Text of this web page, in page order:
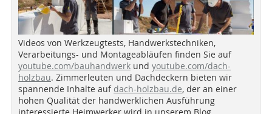
Videos von Werkzeugtests, Handwerkstechniken,
Verarbeitungs- und Montageabläufen finden Sie auf
youtube.com/bauhandwerk und youtube.com/dach-
holzbau. Zimmerleuten und Dachdeckern bieten wir
spannende Inhalte auf dach-holzbau.de, der an einer
hohen Qualität der handwerklichen Ausführung